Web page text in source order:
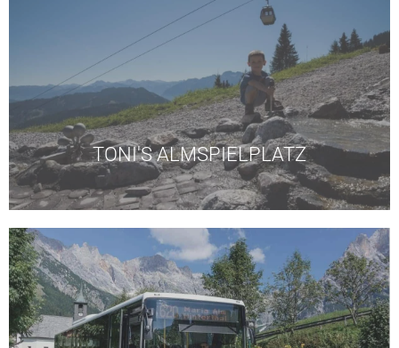
TONI'S ALMSPIELPLATZ
Kostenloser Familienspass am Almspielplatz bei
der Karbachalm mit Toni's Family Trail. Fahrt mit
der Kabinenbahn Karbachalm und Biketransport
ist ebenfalls gratis.
Öffnungszeiten Seilbahnen
sowie des gesamten öffentlichen Verkehrsnetzes
innerhalb des Pinzgaus.